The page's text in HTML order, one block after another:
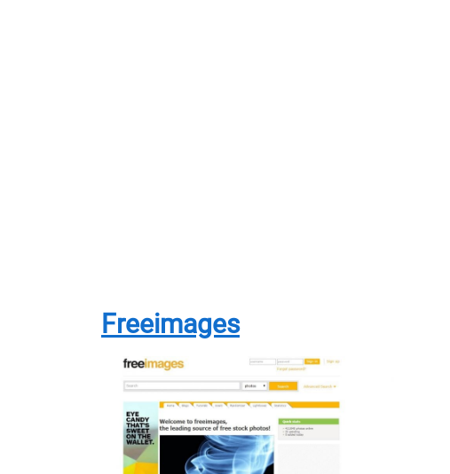
Freeimages